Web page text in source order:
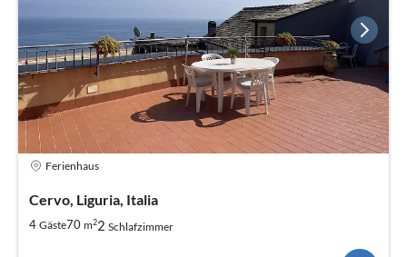
Ferienhaus
Cervo, Liguria, Italia
4 Gäste70 m22 Schlafzimmer